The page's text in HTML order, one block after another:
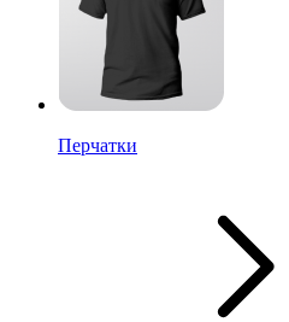
Перчатки